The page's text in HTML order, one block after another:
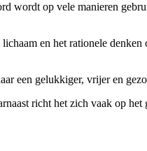
wordt op vele manieren
en het rationele
een gelukkiger, vrijer en
richt het zich vaak op het